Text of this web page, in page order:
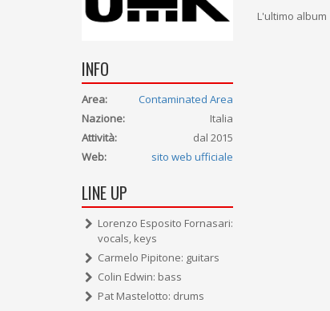
INFO
Area:
Contaminated Area
Nazione:
Italia
Attività:
dal 2015
Web:
sito web ufficiale
LINE UP
Lorenzo Esposito Fornasari:
vocals, keys
Carmelo Pipitone: guitars
Colin Edwin: bass
Pat Mastelotto: drums
L'ultimo album